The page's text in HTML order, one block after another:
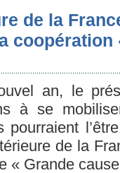
de la
coopération
an, le
à se
de la
« Grande